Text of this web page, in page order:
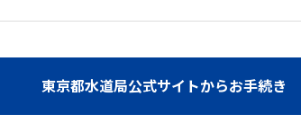
東京都水道局公式サイトからお手続き